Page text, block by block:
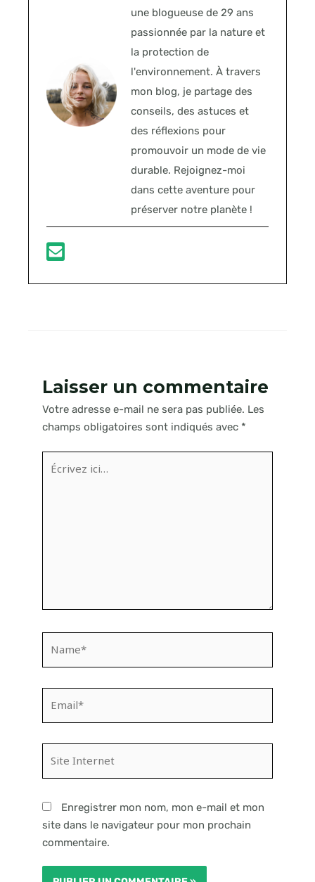
une blogueuse de 29 ans
passionnée par la nature et
la protection de
l'environnement. À travers
mon blog, je partage des
conseils, des astuces et
des réflexions pour
promouvoir un mode de vie
durable. Rejoignez-moi
dans cette aventure pour
préserver notre planète !
Laisser un commentaire
Votre adresse e-mail ne sera pas publiée. Les
champs obligatoires sont indiqués avec *
ici…
Internet
Enregistrer mon nom, mon e-mail et mon
site dans le navigateur pour mon prochain
commentaire.